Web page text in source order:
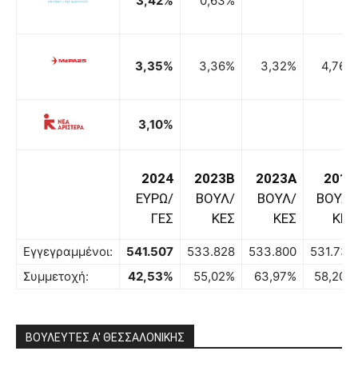
3,35% 3,36% 3,32% 4,76%
3,10%
2024
ΕΥΡΩ/
ΓΕΣ
2023B
ΒΟΥΛ/
ΚΕΣ
2023A
ΒΟΥΛ/
ΚΕΣ
2019
ΒΟΥΛ/
ΚΕΣ
Εγγεγραμμένοι: 541.507 533.828 533.800
531.732
Συμμετοχή:
42,53% 55,02% 63,97% 58,20%
ΒΟΥΛΕΥΤΕΣ Α' ΘΕΣΣΑΛΟΝΙΚΗΣ